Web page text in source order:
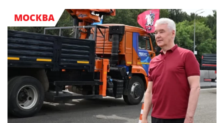
МОСКВА